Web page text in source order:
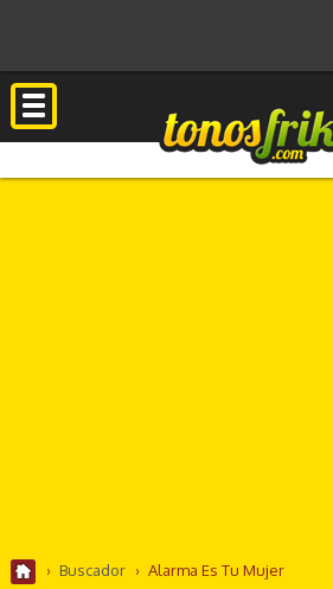
RSS FacebookTwitter
› Buscador › Alarma Es Tu Mujer